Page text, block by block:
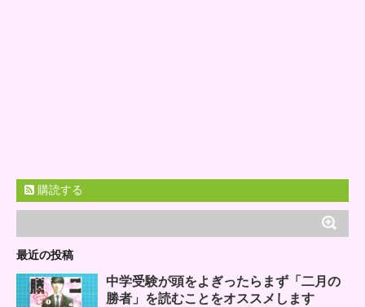
購読する
最近の投稿
中学受験が頭をよぎったらまず「二月の
勝者」を読むことをオススメします